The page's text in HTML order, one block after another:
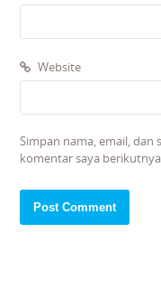
Website
Simpan nama, email,
komentar saya